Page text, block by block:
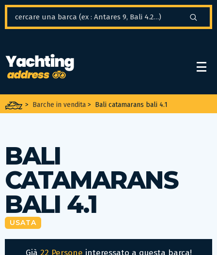
> Barche in vendita > Bali catamarans bali 4.1
BALI
CATAMARANS
BALI 4.1
USATA
Già 22 Persone interessato a questa barca!
Pannello di gestione dei cookies